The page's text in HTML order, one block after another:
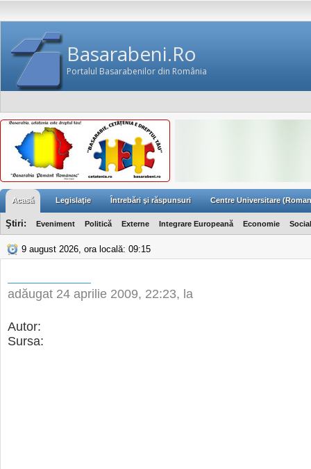
Basarabeni.Ro
Portalul Basarabenilor din România
Acasă Legislaţie Întrebări şi răspunsuri Centre Universitare
Ştiri: Eveniment Politică Externe Integrare Europeană Economie Social
9 august 2026, ora locală: 09:15
adăugat 24 aprilie 2009, 22:23, la
Autor:
Sursa: